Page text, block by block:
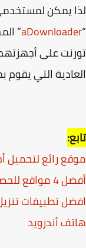
يمكن لمستخدمي
”
على أجهزتهم،
التي يقوم
رائع لتحميل
الافلام الاجنبية بسهولة
أندرويد